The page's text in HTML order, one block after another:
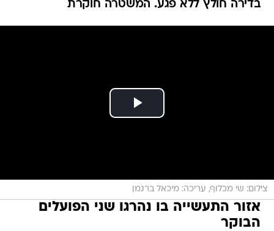
בדירה חולץ ללא פגע. המשטרה חוקרת
צילום: שי מכלוף, עריכה: מיכאל ברגמן
אזור התעשייה בו נהרגו שני הפועלים
הבוקר